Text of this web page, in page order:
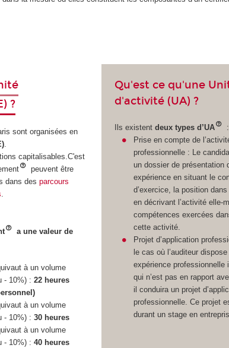
?
sont organisées en
capitalisables.C'est
peuvent être
dans desparcours
a une valeur de
à un volume
- 10%) : 22 heures
à un volume
- 10%) : 30 heures
à un volume
- 10%) : 40 heures
Qu'est ce qu'une
d'activité (UA) ?
Ils existentdeux types d’UA
:
Prise en compte de
professionnelle : Le
un dossier de présentation
expérience en situant le
d’exercice, la position dans
en décrivant l’activité elle-
compétences exercées
cette activité.
Projet d’application
le cas où l’auditeur dispose
expérience professionnelle
qui n’est pas en rapport
il conduira un projet
professionnelle. Ce projet
durant un stage en